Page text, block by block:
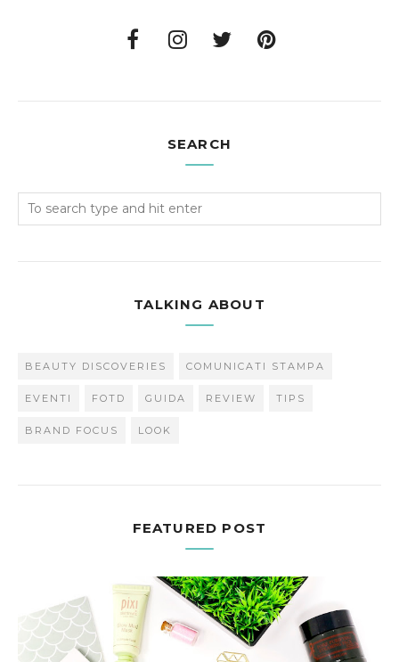
SEARCH
TALKING ABOUT
BEAUTY DISCOVERIES COMUNICATI STAMPA
EVENTI FOTD GUIDA REVIEW TIPS
BRAND FOCUS LOOK
FEATURED POST